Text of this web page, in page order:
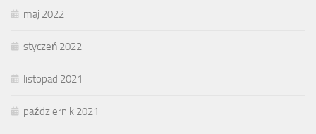
maj 2022
styczeń 2022
listopad 2021
październik 2021